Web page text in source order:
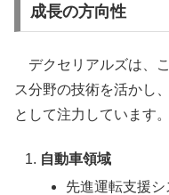
成長の方向性
デクセリアルズは、
ス分野の技術を活かし
として注力しています。
自動車領域
先進運転支援